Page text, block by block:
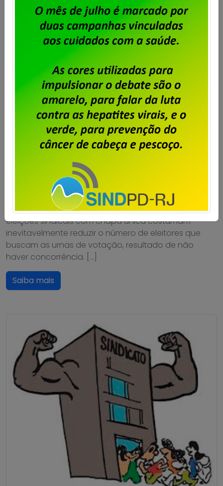
Uma bela vitória política
Publicado porImprensaem12/08/2023.
Haver alcançado o quórum mínimo no primeiro turno
da eleição do Sindpd-RJ foi uma belíssima vitória
política e uma clara demonstração de prestígio da
direção do sindicato, que buscava a reeleição. Afinal,
eleições sindicais com chapa única costumam
inevitavelmente reduzir o número de eleitores que
buscam as urnas de votação, resultado de não
haver concorrência. […]
Saiba mais